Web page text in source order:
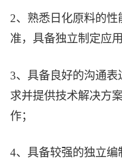
2、熟悉日化原料的
准，具备独立制定应
3、具备良好的沟通
求并提供技术解决方
作；
4、具备较强的独立编